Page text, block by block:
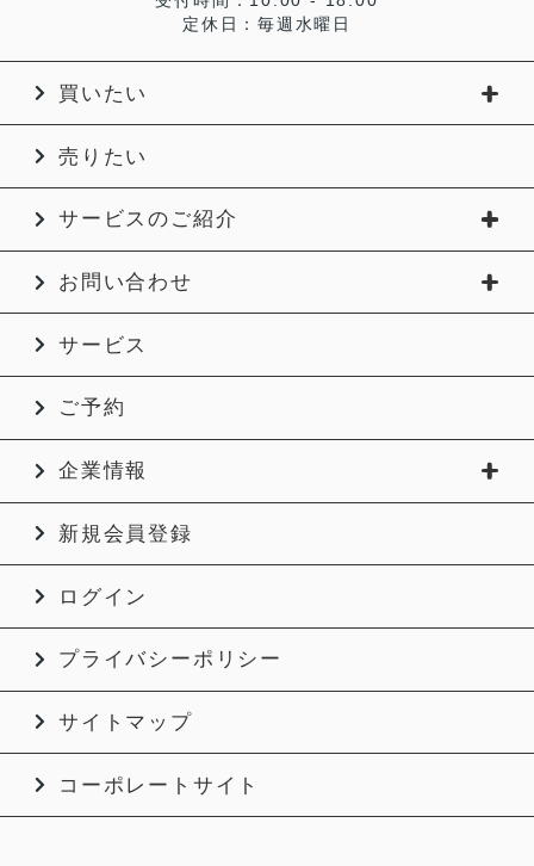
定休日：毎週水曜日
買いたい
売りたい
サービスのご紹介
お問い合わせ
サービス
ご予約
企業情報
新規会員登録
ログイン
プライバシーポリシー
サイトマップ
コーポレートサイト